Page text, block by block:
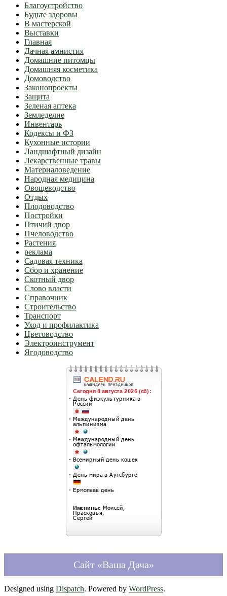
Благоустройство
Будьте здоровы
В мастерской
Выставки
Главная
Дачная амнистия
Домашние питомцы
Домашняя косметика
Домоводство
Законопроекты
Защита
Зеленая аптека
Земледелие
Инвентарь
Кодексы и ФЗ
Кухонные истории
Ландшафтный дизайн
Лекарственные травы
Материаловедение
Народная медицина
Овощеводство
Отдых
Плодоводство
Постройки
Птичий двор
Пчеловодство
Растения
реклама
Садовая техника
Сбор и хранение
Скотный двор
Слово власти
Справочник
Строительство
Транспорт
Уход и профилактика
Цветоводство
Электроинструмент
Ягодоводство
Сайт «Ваша Дача»
Designed using Dispatch. Powered by WordPress.